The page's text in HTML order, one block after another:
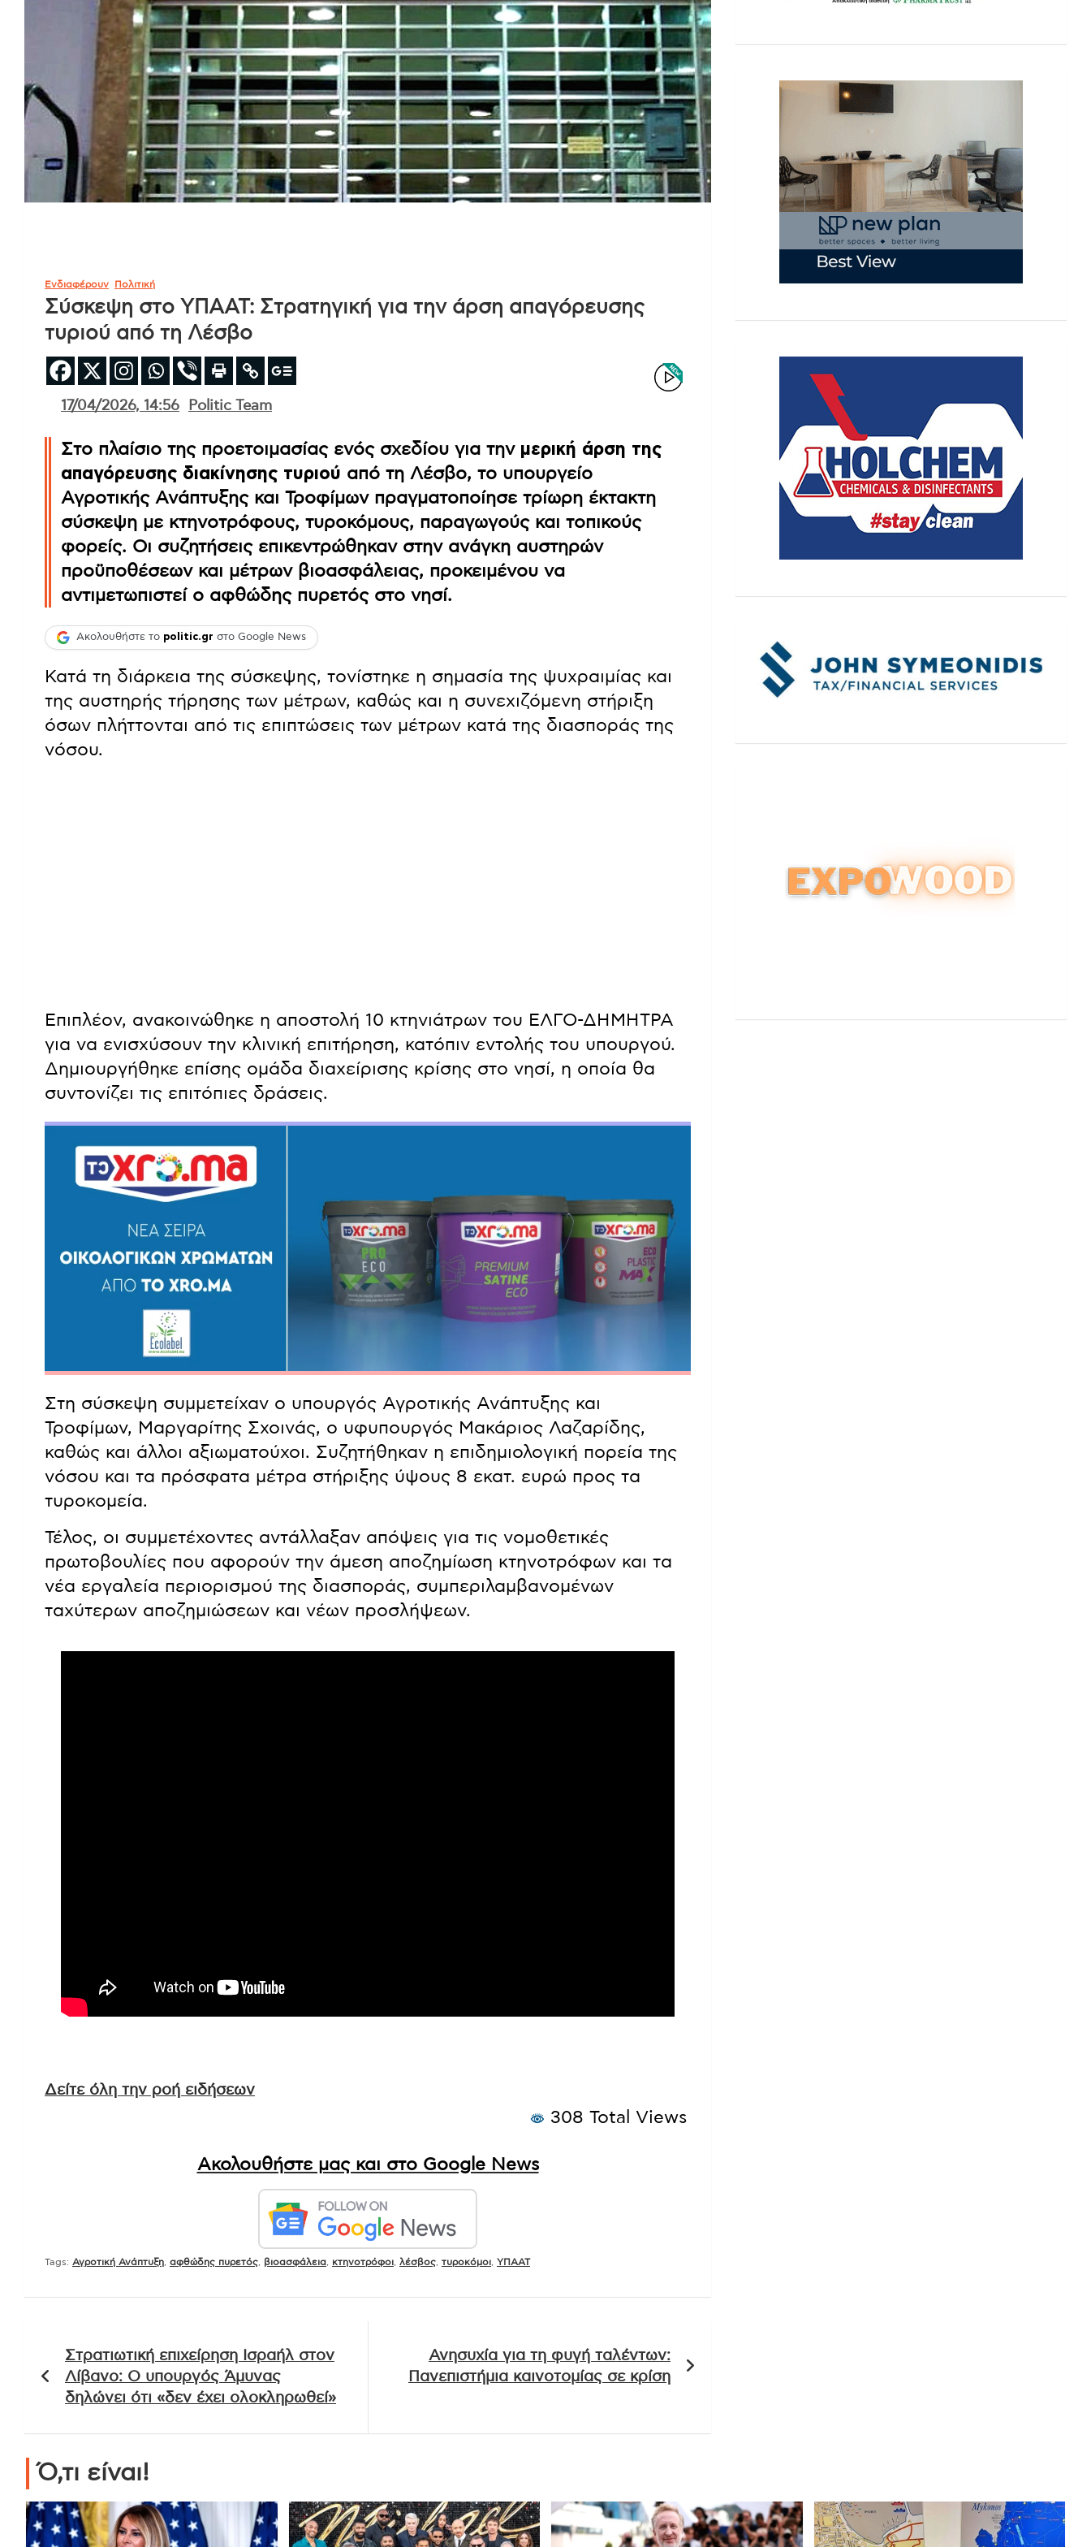
Ενδιαφέρουν Πολιτική
Σύσκεψη στο ΥΠΑΑΤ: Στρατηγική για την άρση απαγόρευσης
τυριού από τη Λέσβο
17/04/2026, 14:56 Politic Team
Στο πλαίσιο της προετοιμασίας ενός σχεδίου για την μερική άρση της
απαγόρευσης διακίνησης τυριού από τη Λέσβο, το υπουργείο
Αγροτικής Ανάπτυξης και Τροφίμων πραγματοποίησε τρίωρη έκτακτη
σύσκεψη με κτηνοτρόφους, τυροκόμους, παραγωγούς και τοπικούς
φορείς. Οι συζητήσεις επικεντρώθηκαν στην ανάγκη αυστηρών
προϋποθέσεων και μέτρων βιοασφάλειας, προκειμένου να
αντιμετωπιστεί ο αφθώδης πυρετός στο νησί.
Ακολουθήστε το politic.gr στο Google News
Κατά τη διάρκεια της σύσκεψης, τονίστηκε η σημασία της ψυχραιμίας και
της αυστηρής τήρησης των μέτρων, καθώς και η συνεχιζόμενη στήριξη
όσων πλήττονται από τις επιπτώσεις των μέτρων κατά της διασποράς της
νόσου.
Επιπλέον, ανακοινώθηκε η αποστολή 10 κτηνιάτρων του ΕΛΓΟ-ΔΗΜΗΤΡΑ
για να ενισχύσουν την κλινική επιτήρηση, κατόπιν εντολής του υπουργού.
Δημιουργήθηκε επίσης ομάδα διαχείρισης κρίσης στο νησί, η οποία θα
συντονίζει τις επιτόπιες δράσεις.
Στη σύσκεψη συμμετείχαν ο υπουργός Αγροτικής Ανάπτυξης και
Τροφίμων, Μαργαρίτης Σχοινάς, ο υφυπουργός Μακάριος Λαζαρίδης,
καθώς και άλλοι αξιωματούχοι. Συζητήθηκαν η επιδημιολογική πορεία της
νόσου και τα πρόσφατα μέτρα στήριξης ύψους 8 εκατ. ευρώ προς τα
τυροκομεία.
Τέλος, οι συμμετέχοντες αντάλλαξαν απόψεις για τις νομοθετικές
πρωτοβουλίες που αφορούν την άμεση αποζημίωση κτηνοτρόφων και τα
νέα εργαλεία περιορισμού της διασποράς, συμπεριλαμβανομένων
ταχύτερων αποζημιώσεων και νέων προσλήψεων.
Δείτε όλη την ροή ειδήσεων
308 Total Views
Ακολουθήστε μας και στο Google News
Tags: Αγροτική Ανάπτυξη αφθώδης πυρετός βιοασφάλεια κτηνοτρόφοι λέσβος τυροκόμοι ΥΠΑΑΤ
άρθρων
Στρατιωτική επιχείρηση Ισραήλ στον
Λίβανο: Ο υπουργός Άμυνας
δηλώνει ότι «δεν έχει ολοκληρωθεί»
Ανησυχία για τη φυγή ταλέντων:
Πανεπιστήμια καινοτομίας σε κρίση
Ό,τι είναι!